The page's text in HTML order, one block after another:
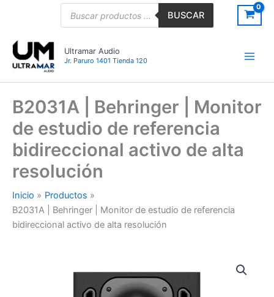
BUSCAR
Ultramar Audio
Jr. Paruro 1401 Tienda 120
B2031A | Behringer | Monitor
de estudio de referencia
bidireccional activo de alta
resolución
Inicio
Productos
B2031A | Behringer | Monitor de estudio de referencia
bidireccional activo de alta resolución